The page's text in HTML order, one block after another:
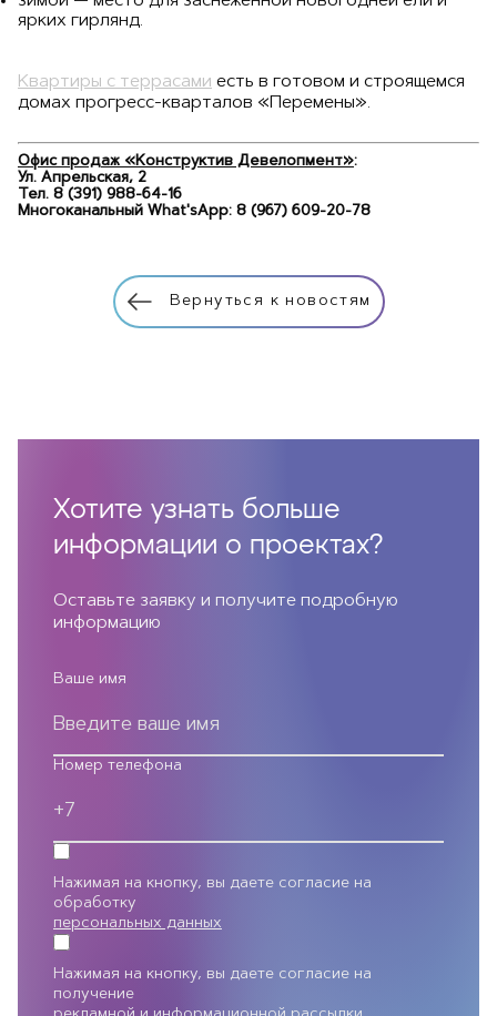
ярких гирлянд.
Квартиры с террасами есть в готовом и строящемся
домах прогресс-кварталов «Перемены».
Офис продаж «Конструктив Девелопмент»:
Ул. Апрельская, 2
Тел. 8 (391) 988-64-16
Многоканальный What'sApp: 8 (967) 609-20-78
Вернуться к новостям
Хотите узнать больше
информации о проектах?
Оставьте заявку и получите подробную
информацию
Ваше имя
Номер телефона